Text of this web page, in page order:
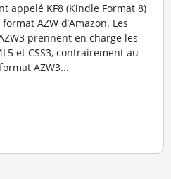
appelé KF8 (Kindle Format 8)
AZW d’Amazon. Les
prennent en charge les
et CSS3, contrairement au
AZW3...